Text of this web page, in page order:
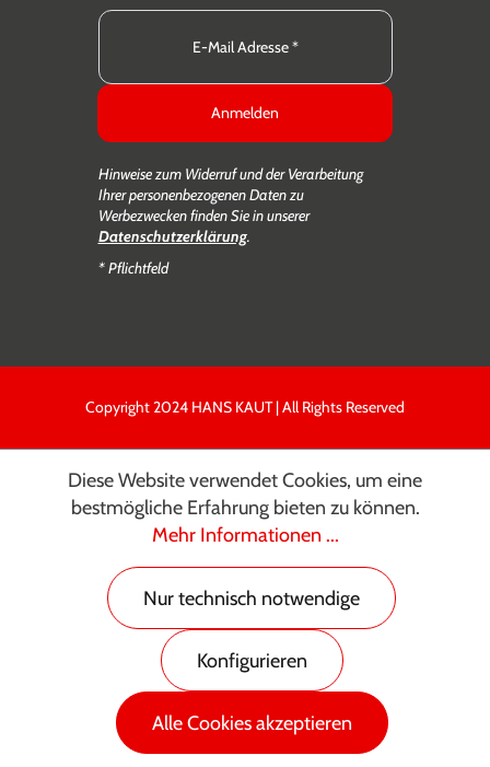
Anmelden
Hinweise zum Widerruf und der Verarbeitung
Ihrer personenbezogenen Daten zu
Werbezwecken finden Sie in unserer
Datenschutzerklärung.
* Pflichtfeld
Copyright 2024 HANS KAUT | All Rights Reserved
Diese Website verwendet Cookies, um eine
bestmögliche Erfahrung bieten zu können.
Mehr Informationen ...
Nur technisch notwendige
Konfigurieren
Alle Cookies akzeptieren